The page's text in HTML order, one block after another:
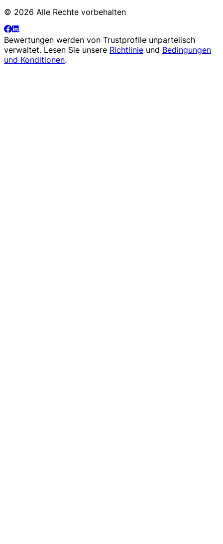
© 2026 Alle Rechte vorbehalten
Bewertungen werden von Trustprofile unparteiisch
verwaltet. Lesen Sie unsere Richtlinie und Bedingungen
und Konditionen.